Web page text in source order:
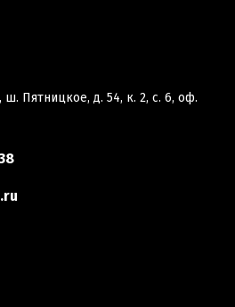
ш. Пятницкое, д. 54, к. 2, с. 6, оф.